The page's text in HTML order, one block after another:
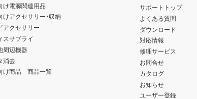
け電源関連用品
けアクセサリー・収納
アクセサリー
スサプライ
周辺機器
消去
け商品 商品一覧
サポートトップ
よくある質問
ダウンロード
対応情報
修理サービス
お問合せ
カタログ
お知らせ
ユーザー登録